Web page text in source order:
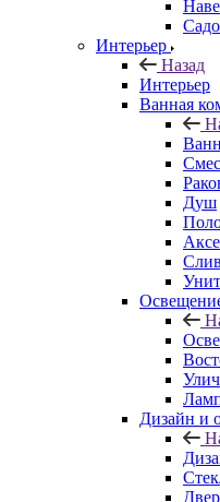
Интерьер
Назад
Интерьер
Ванная
Душ
Дизайн и